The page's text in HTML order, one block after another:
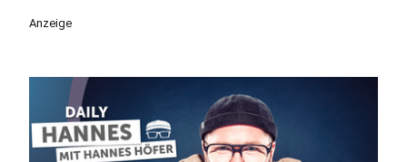
Anzeige